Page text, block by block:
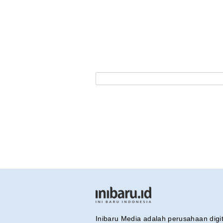
Inibaru Media adalah perusahaan